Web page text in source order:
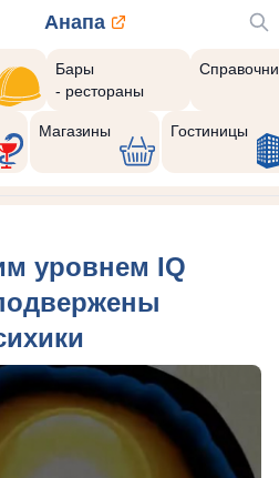
Анапа
Бары
- рестораны
Магазины Гостиницы
уровнем IQ